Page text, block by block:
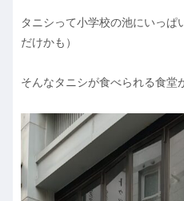
タニシって小学校の池にいっぱ
だけかも）
そんなタニシが食べられる食堂